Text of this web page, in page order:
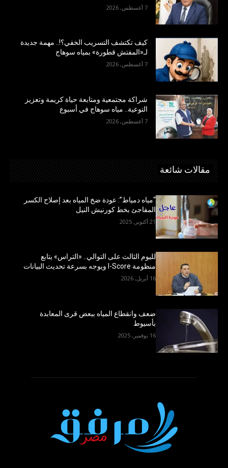
7 أغسطس, 2026
كيف تكتشف التسريب الخفي؟!.. مهمة جديدة
لـ«المفتش قطورة» بمياه سوهاج
7 أغسطس, 2026
شراكة مجتمعية ومتابعة حياة كريمة وتعزيز
التوعية.. مياه سوهاج في أسبوع
7 أغسطس, 2026
مقالات شائعة
“مياه دمياط”: عودة ضخ المياه بعد إصلاح الكسر
المفاجئ بخط كورنيش النيل
21 أكتوبر, 2025
لليوم الثالث على التوالي.. «التراس» يتابع
منظومة I-Score ويوجه بسرعة تحديث البيانات
16 أبريل, 2026
ضعف وانقطاع المياه ببعض قرى المعابدة
بأسيوط
16 نوفمبر, 2025